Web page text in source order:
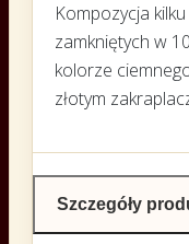
Kompozycja
zamkniętych w
kolorze
złotym
Szczegóły